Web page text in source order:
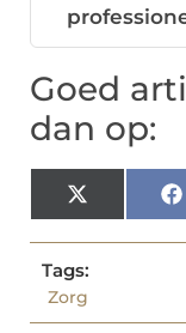
Goed
dan op:
X
(Twitter)
Tags:
Zorg